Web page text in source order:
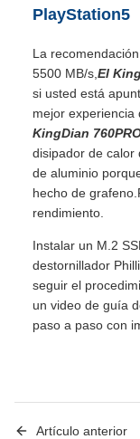
PlayStation5
La
5500 MB/s, El
si usted está
mejor experiencia
KingDian
disipador de calor
de aluminio
hecho de
rendimiento.
Instalar un M.2
destornillador
seguir el
un video de guía
paso a paso con
Artículo anterior